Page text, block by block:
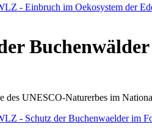
- Einbruch im Oekosystem der
UNESCO-Naturerbes im
- Schutz der Buchenwaelder im